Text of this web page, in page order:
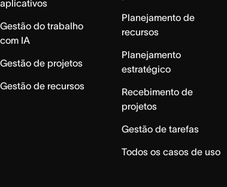
aplicativos
Gestão do trabalho
com IA
Gestão de projetos
Gestão de recursos
Planejamento de
recursos
Planejamento
estratégico
Recebimento de
projetos
Gestão de tarefas
Todos os casos de uso